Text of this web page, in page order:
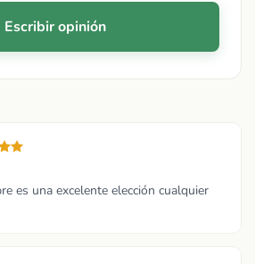
Escribir opinión
es una excelente elección cualquier